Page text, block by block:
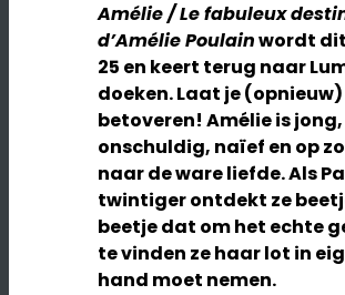
Amélie / Le fabuleux
d’Amélie Poulainwordt
25 en keert terug naar
doeken. Laat je (opnieuw)
betoveren! Amélie is jong,
onschuldig, naïef en op
naar de ware liefde. Als
twintiger ontdekt ze
beetje dat om het echte
te vinden ze haar lot in
hand moet nemen.